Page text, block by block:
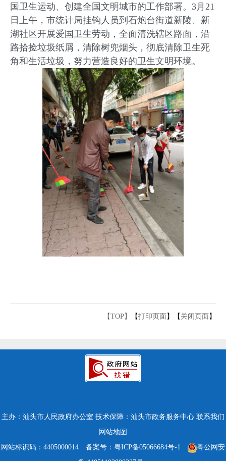
国卫生运动、创建全国文明城市的工作部署。3月21
日上午，市统计局挂钩人员到石炮台街道新陵、新
湖社区开展爱国卫生劳动，全面清洗辖区路面，沿
路拾捡垃圾纸屑，清除树兜烟头，彻底清除卫生死
角和生活垃圾，努力营造良好的卫生文明环境。
【TOP】 【打印页面 】【 关闭页面 】
主办：汕头市人民政府办公室 技术保障：汕头市政务服务中心 联系我们
网站地图
网站标识码：4405000014
备案号：粤ICP备05066684号-1
粤公网安